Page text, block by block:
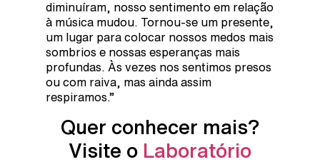
diminuíram, nosso sentimento em relação
à música mudou. Tornou-se um presente,
um lugar para colocar nossos medos mais
sombrios e nossas esperanças mais
profundas. Às vezes nos sentimos presos
ou com raiva, mas ainda assim
respiramos.”
Quer conhecer mais?
Visite o Laboratório